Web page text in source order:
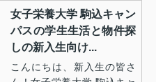
女子栄養大学 駒込キャン
パスの学生生活と物件探
しの新入生向け...
こんにちは、新入生の皆さ